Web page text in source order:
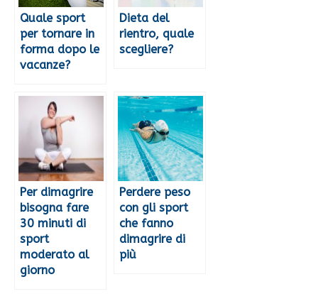
Quale sport
per tornare in
forma dopo le
vacanze?
Dieta del
rientro, quale
scegliere?
Per dimagrire
bisogna fare
30 minuti di
sport
moderato al
giorno
Perdere peso
con gli sport
che fanno
dimagrire di
più